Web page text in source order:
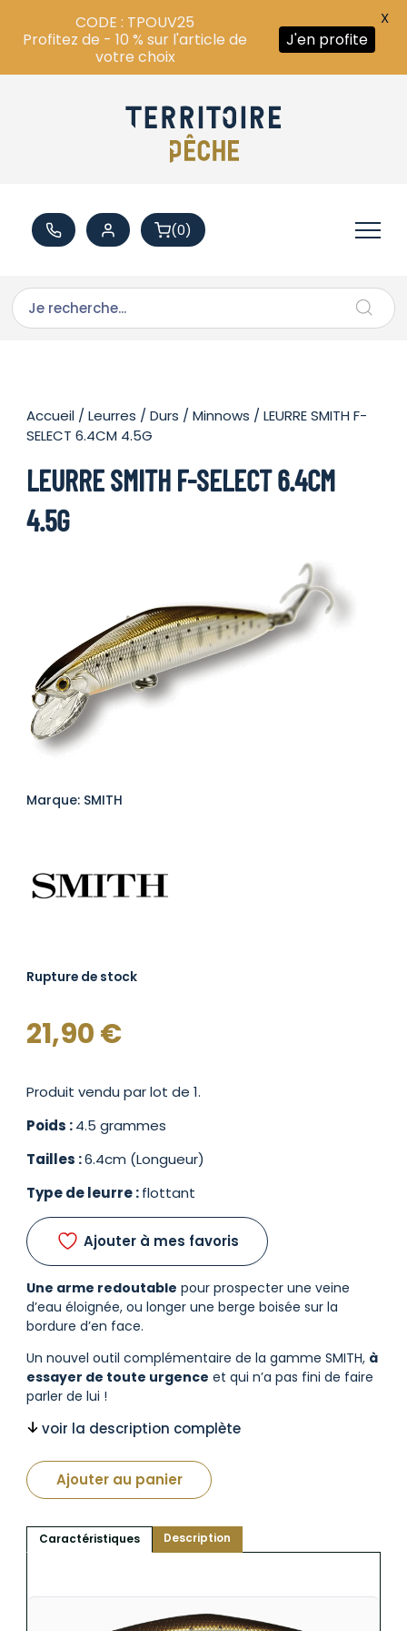
(0)
Accueil /Leurres /Durs /Minnows / LEURRE SMITH F-
SELECT 6.4CM 4.5G
LEURRE SMITH F-SELECT 6.4CM
4.5G
Marque: SMITH
Rupture de stock
21,90€
Produit vendu par lot de 1.
Poids :4.5 grammes
Tailles :6.4cm (Longueur)
Type de leurre :flottant
Ajouter à mes favoris
Une arme redoutable pour prospecter une veine
d’eau éloignée, ou longer une berge boisée sur la
bordure d’en face.
Un nouvel outil complémentaire de la gamme SMITH, à
essayer de toute urgence et qui n’a pas fini de faire
parler de lui !
voir la description complète
Ajouter au panier
Caractéristiques Description
CODE : TPOUV25
Profitez de - 10 % sur l'article de
votre choix
J'en profite
X